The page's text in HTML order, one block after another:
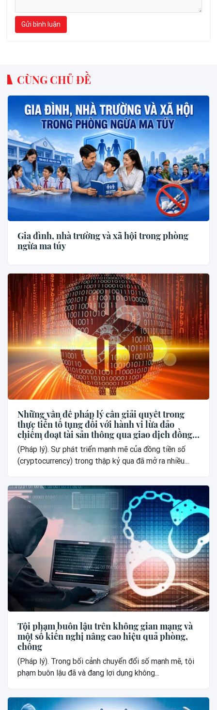
Gửi bình luận
CÙNG CHỦ ĐỀ
Gia đình, nhà trường và xã hội trong phòng
ngừa ma túy
Những vấn đề pháp lý cần giải quyết trong
thực tiễn tố tụng đối với hành vi lừa đảo
chiếm đoạt tài sản thông qua giao dịch đồng
tiền số
(Pháp lý). Sự phát triển mạnh mẽ của đồng tiền số
(cryptocurrency) trong thập kỷ qua đã mở ra nhiều...
Tội phạm buôn lậu trên không gian mạng và
một số kiến nghị nâng cao hiệu quả phòng,
chống
(Pháp lý). Trong bối cảnh chuyển đổi số mạnh mẽ, tội
phạm buôn lậu đã và đang lợi dụng không...